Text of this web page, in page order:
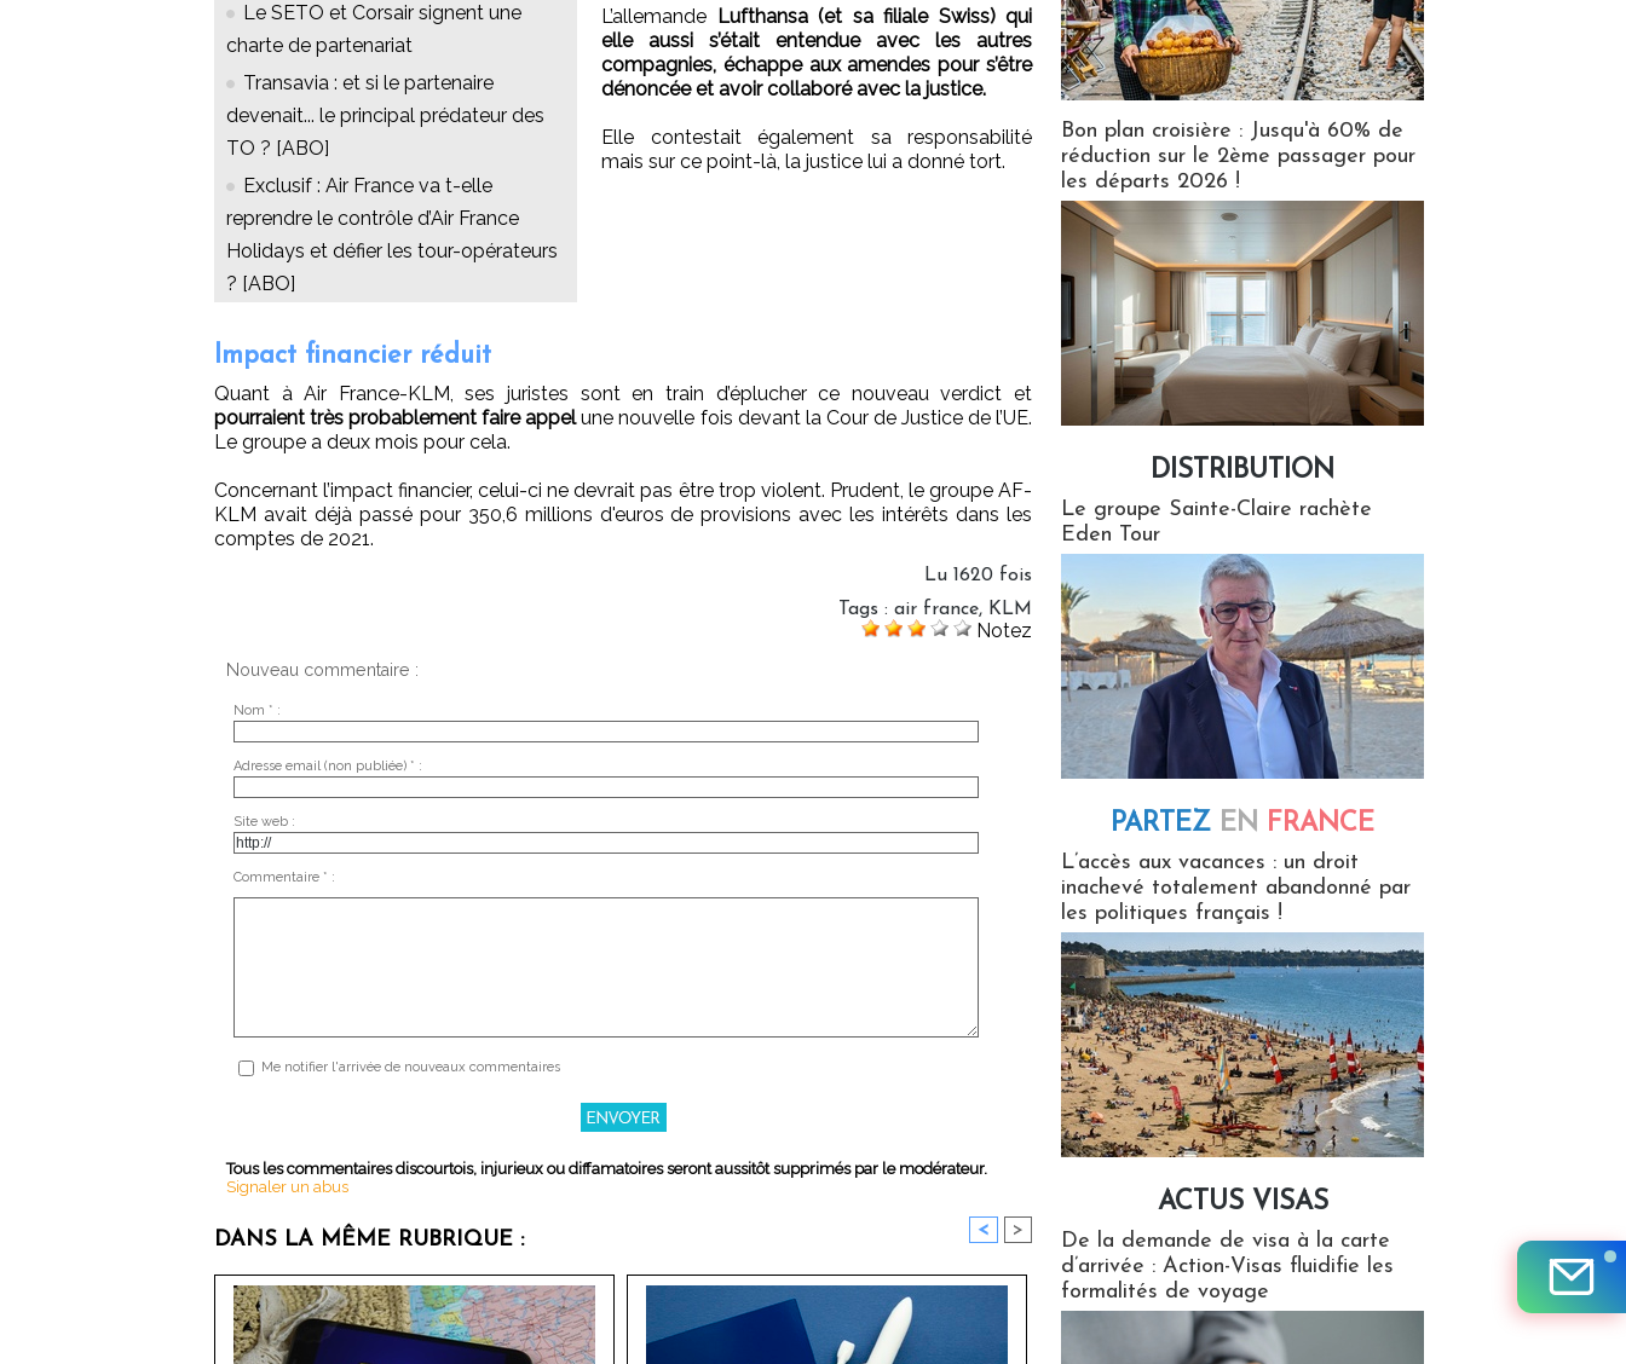
Le SETO et Corsair signent une
charte de partenariat
Transavia : et si le partenaire
devenait... le principal prédateur des
TO ? [ABO]
Exclusif : Air France va t-elle
reprendre le contrôle d’Air France
Holidays et défier les tour-opérateurs
? [ABO]
L’allemande Lufthansa (et sa filiale Swiss) qui
elle aussi s’était entendue avec les autres
compagnies, échappe aux amendes pour s’être
dénoncée et avoir collaboré avec la justice.
Elle contestait également sa responsabilité
mais sur ce point-là, la justice lui a donné tort.
Impact financier réduit
Quant à Air France-KLM, ses juristes sont en train d’éplucher ce nouveau verdict et
pourraient très probablement faire appelune nouvelle fois devant la Cour de Justice de l’UE.
Le groupe a deux mois pour cela.
Concernant l’impact financier, celui-ci ne devrait pas être trop violent. Prudent, le groupe AF-
KLM avait déjà passé pour 350,6 millions d'euros de provisions avec les intérêts dans les
comptes de 2021.
Lu 1620 fois
Tags : air france, KLM
Notez
Nouveau commentaire :
Nom * :
Adresse email (non publiée) * :
Site web :
Commentaire * :
Me notifier l'arrivée de nouveaux commentaires
Tous les commentaires discourtois, injurieux ou diffamatoires seront aussitôt supprimés par le modérateur.
Signaler un abus
DANS LA MÊME RUBRIQUE : < >
Bon plan croisière : Jusqu'à 60% de
réduction sur le 2ème passager pour
les départs 2026 !
DISTRIBUTION
Le groupe Sainte-Claire rachète
Eden Tour
PARTEZ EN FRANCE
L’accès aux vacances : un droit
inachevé totalement abandonné par
les politiques français !
ACTUS VISAS
De la demande de visa à la carte
d’arrivée : Action-Visas fluidifie les
formalités de voyage